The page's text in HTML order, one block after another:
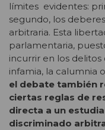
límites evidentes:
segundo, los
arbitraria. Esta
parlamentaria,
incurrir en los delitos
infamia, la calumnia
el debate también
ciertas reglas de
directa a un
discriminado